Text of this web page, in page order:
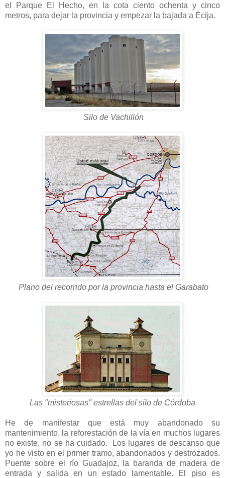
el Parque El Hecho, en la cota ciento ochenta y cinco
metros, para dejar la provincia y empezar la bajada a Écija.
Silo de Vachillón
Plano del recorrido por la provincia hasta el Garabato
Las "misteriosas" estrellas del silo de Córdoba
He de manifestar que está muy abandonado su
mantenimiento, la reforestación de la vía en muchos lugares
no existe, no se ha cuidado. Los lugares de descanso que
yo he visto en el primer tramo, abandonados y destrozados.
Puente sobre el río Guadajoz, la baranda de madera de
entrada y salida en un estado lamentable. El piso es